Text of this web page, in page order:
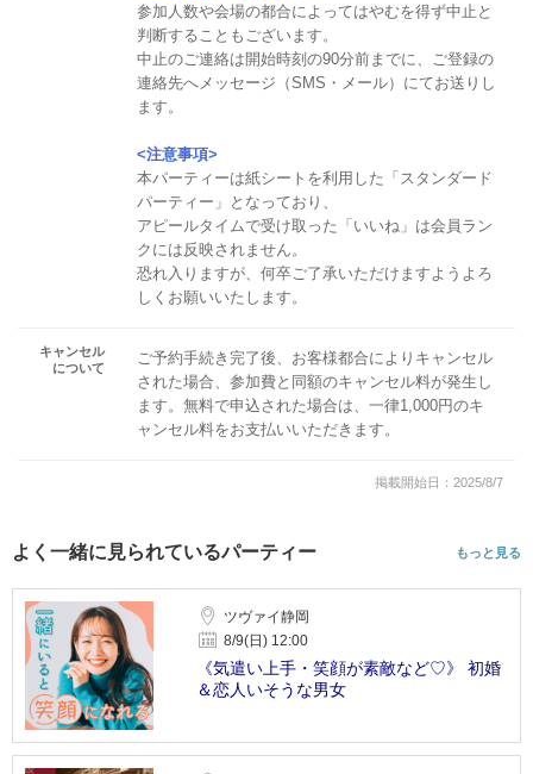
参加人数や会場の都合によってはやむを得ず中止と
判断することもございます。
中止のご連絡は開始時刻の90分前までに、ご登録の
連絡先へメッセージ（SMS・メール）にてお送りし
ます。
<注意事項>
本パーティーは紙シートを利用した「スタンダード
パーティー」となっており、
アピールタイムで受け取った「いいね」は会員ラン
クには反映されません。
恐れ入りますが、何卒ご了承いただけますようよろ
しくお願いいたします。
キャンセル
について
ご予約手続き完了後、お客様都合によりキャンセル
された場合、参加費と同額のキャンセル料が発生し
ます。無料で申込された場合は、一律1,000円のキ
ャンセル料をお支払いいただきます。
掲載開始日：2025/8/7
よく一緒に見られているパーティー もっと見る
ツヴァイ静岡
8/9(日) 12:00
《気遣い上手・笑顔が素敵など♡》 初婚
＆恋人いそうな男女